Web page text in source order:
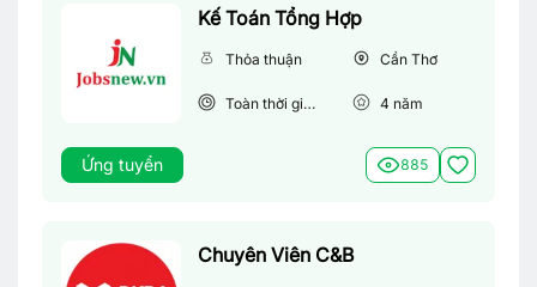
Kế Toán Tổng Hợp
Thỏa thuận Cần Thơ
Toàn thời gian 4 năm
Ứng tuyển 885
Chuyên Viên C&B